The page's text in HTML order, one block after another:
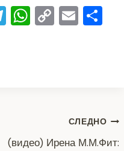
T W
p
C E
СЛЕДНО
(видео) Ирена М.М.Фит: